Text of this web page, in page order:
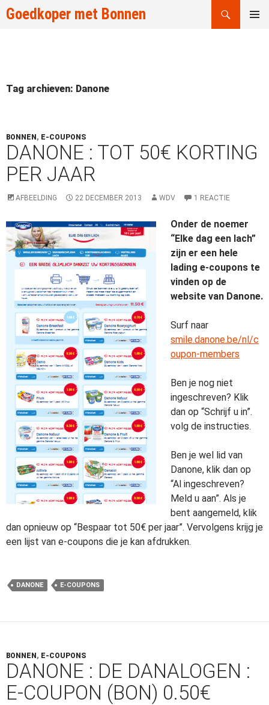
Goedkoper met Bonnen
Zoeken
Tag archieven: Danone
BONNEN , E-COUPONS
DANONE : TOT 50€ KORTING
PER JAAR
AFBEELDING 22 DECEMBER 2013 WDV 1 REACTIE
Onder de noemer
“Elke dag een lach”
zijn er een hele
lading e-coupons te
vinden op de
website van Danone.
Surf naar
smile.danone.be/nl/c
oupon-members
Ben je nog niet
ingeschreven? Klik
dan op “Schrijf u in”.
volg de instructies.
Ben je wel lid van
Danone, klik dan op
“Al ingeschreven?
Meld u aan”. Als je
bent aangemeld, klik
dan opnieuw op “Bespaar tot 50€ per jaar”. Vervolgens krijg je
een lijst van e-coupons die je kan afdrukken.
DANONE E-COUPONS
BONNEN , E-COUPONS
DANONE : DE DANALOGEN :
E-COUPON (BON) 0.50€